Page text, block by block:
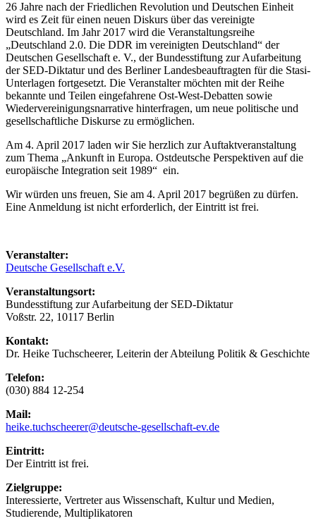
26 Jahre nach der Friedlichen Revolution und Deutschen Einheit
wird es Zeit für einen neuen Diskurs über das vereinigte
Deutschland. Im Jahr 2017 wird die Veranstaltungsreihe
„Deutschland 2.0. Die DDR im vereinigten Deutschland“ der
Deutschen Gesellschaft e. V., der Bundesstiftung zur Aufarbeitung
der SED-Diktatur und des Berliner Landesbeauftragten für die Stasi-
Unterlagen fortgesetzt. Die Veranstalter möchten mit der Reihe
bekannte und Teilen eingefahrene Ost-West-Debatten sowie
Wiedervereinigungsnarrative hinterfragen, um neue politische und
gesellschaftliche Diskurse zu ermöglichen.
Am 4. April 2017 laden wir Sie herzlich zur Auftaktveranstaltung
zum Thema „Ankunft in Europa. Ostdeutsche Perspektiven auf die
europäische Integration seit 1989“ ein.
Wir würden uns freuen, Sie am 4. April 2017 begrüßen zu dürfen.
Eine Anmeldung ist nicht erforderlich, der Eintritt ist frei.
Veranstalter:
Deutsche Gesellschaft e.V.
Veranstaltungsort:
Bundesstiftung zur Aufarbeitung der SED-Diktatur
Voßstr. 22, 10117 Berlin
Kontakt:
Dr. Heike Tuchscheerer, Leiterin der Abteilung Politik & Geschichte
Telefon:
(030) 884 12-254
Mail:
heike.tuchscheerer@deutsche-gesellschaft-ev.de
Eintritt:
Der Eintritt ist frei.
Zielgruppe:
Interessierte, Vertreter aus Wissenschaft, Kultur und Medien,
Studierende, Multiplikatoren